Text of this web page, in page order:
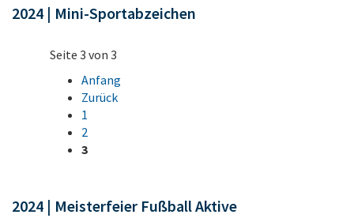
2024 | Mini-Sportabzeichen
Seite 3 von 3
Anfang
Zurück
1
2
3
2024 | Meisterfeier Fußball Aktive